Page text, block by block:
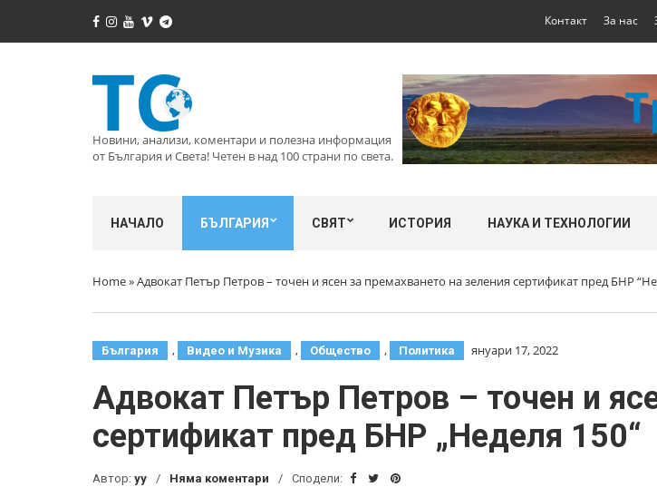
Контакт За нас
Новини, анализи, коментари и полезна информация
от България и Света! Четен в над 100 страни по света.
НАЧАЛО БЪЛГАРИЯ СВЯТ ИСТОРИЯ НАУКА И ТЕХНОЛОГИИ
Home»Адвокат Петър Петров – точен и ясен за премахването на зеления сертификат пред БНР
България , Видео и Музика , Общество , Политика януари 17, 2022
Адвокат Петър Петров – точен и
сертификат пред БНР „Неделя 150“
Автор: yy Няма коментари Сподели: